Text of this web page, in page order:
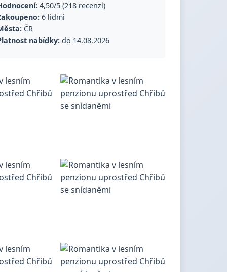
4,50/5 (218 recenzí)
6 lidmi
ČR
nabídky: do 14.08.2026